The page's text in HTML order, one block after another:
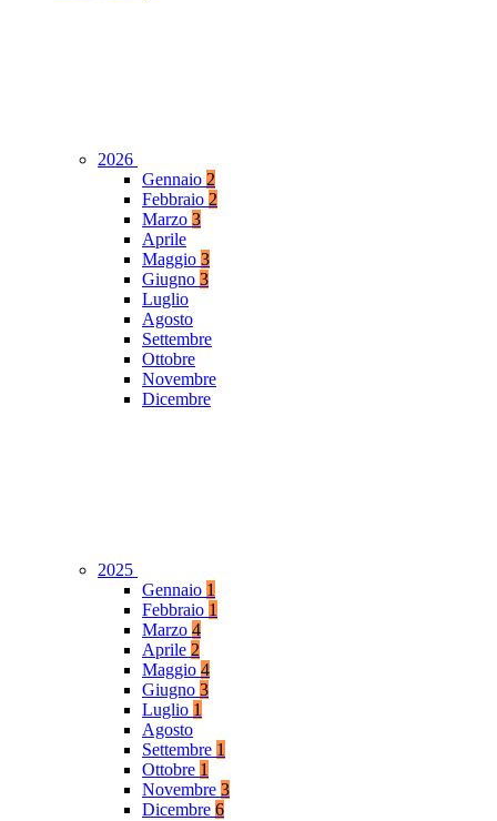
2026
Gennaio 2
Febbraio 2
Marzo 3
Aprile
Maggio 3
Giugno 3
Luglio
Agosto
Settembre
Ottobre
Novembre
Dicembre
2025
Gennaio 1
Febbraio 1
Marzo 4
Aprile 2
Maggio 4
Giugno 3
Luglio 1
Agosto
Settembre 1
Ottobre 1
Novembre 3
Dicembre 6